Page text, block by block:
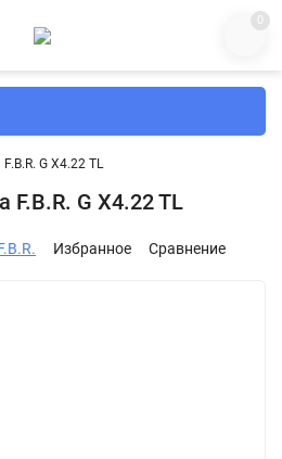
0
G X4.22 TL
F.B.R. G X4.22 TL
Избранное Сравнение